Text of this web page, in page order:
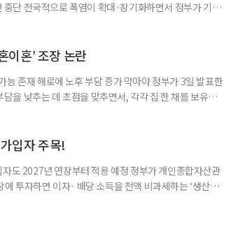
단 전국적으로 폭염이 확대·장기화하면서 정부가 기존
전국적으로 확대되고 장기화한 데 따른 것이다. 기존에
이혼’ 조장 논란
능 존재 해로에 노후 부담 증가 막아야 정부가 3일 발표한
을 낮추는 데 초점을 맞추면서, 각각 집 한 채를 보유한
것으로 보지만, 실제 이혼해 주거와 생계를 분
입자 주목!
도 2027년 연장부터 적용 예정 정부가 개인종합자산관
투자하면 이자· 배당 소득을 전액 비과세하는 ‘생산적